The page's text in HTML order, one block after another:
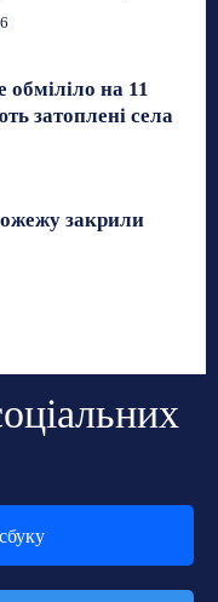
на 11
затоплені села
закрили